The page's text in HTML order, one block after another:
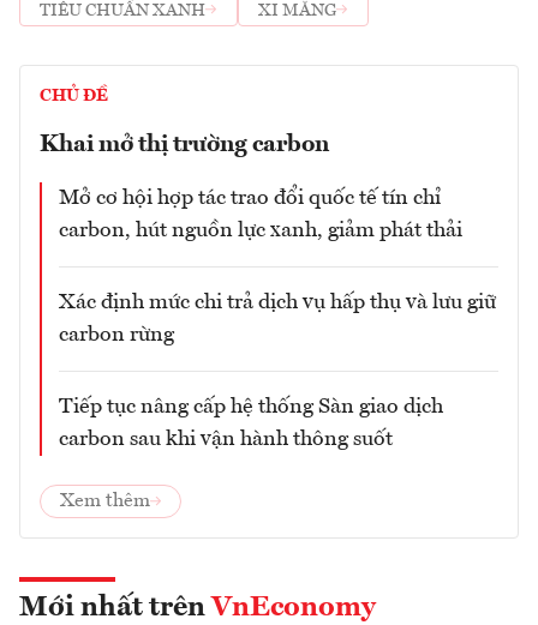
TIÊU CHUẨN XANH
XI MĂNG
CHỦ ĐỀ
Khai mở thị trường carbon
Mở cơ hội hợp tác trao đổi quốc tế tín chỉ
carbon, hút nguồn lực xanh, giảm phát thải
Xác định mức chi trả dịch vụ hấp thụ và lưu giữ
carbon rừng
Tiếp tục nâng cấp hệ thống Sàn giao dịch
carbon sau khi vận hành thông suốt
Xem thêm
Mới nhất trên VnEconomy